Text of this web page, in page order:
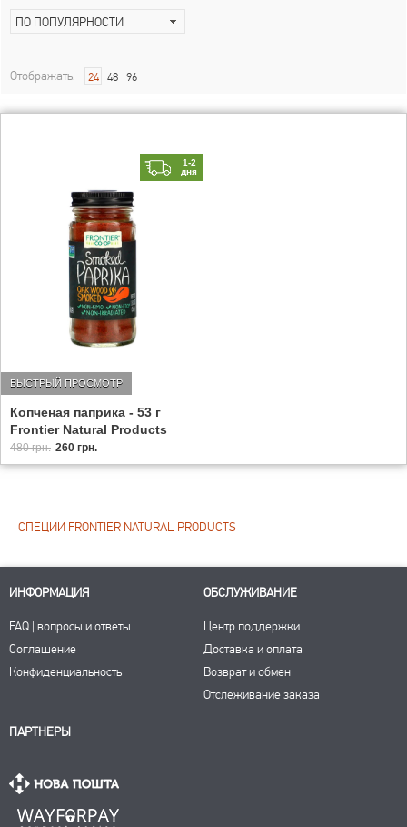
ПО ПОПУЛЯРНОСТИ
Отображать: 24 48 96
1-2
дня
Копченая паприка - 53 г
Frontier Natural Products
БЫСТРЫЙ ПРОСМОТР
480 грн. 260 грн.
СПЕЦИИ FRONTIER NATURAL PRODUCTS
ИНФОРМАЦИЯ
FAQ | вопросы и ответы
Соглашение
Конфиденциальность
ОБСЛУЖИВАНИЕ
Центр поддержки
Доставка и оплата
Возврат и обмен
Отслеживание заказа
ПАРТНЕРЫ